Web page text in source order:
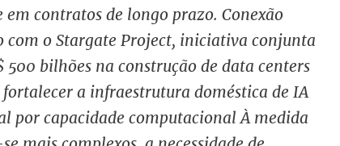
contratos de longo prazo. Conexão
com o Stargate Project, iniciativa conjunta
500 bilhões na construção de data centers
a infraestrutura doméstica de IA
por capacidade computacional À medida